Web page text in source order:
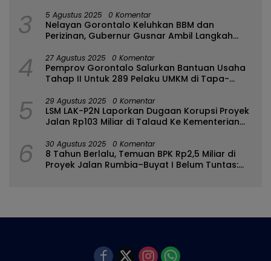
3 5 Agustus 2025 0 Komentar
Nelayan Gorontalo Keluhkan BBM dan
Perizinan, Gubernur Gusnar Ambil Langkah
4 27 Agustus 2025 0 Komentar
Pemprov Gorontalo Salurkan Bantuan Usaha
Tahap II Untuk 289 Pelaku UMKM di Tapa-
5 29 Agustus 2025 0 Komentar
LSM LAK-P2N Laporkan Dugaan Korupsi Proyek
Jalan Rp103 Miliar di Talaud Ke Kementerian
6 30 Agustus 2025 0 Komentar
8 Tahun Berlalu, Temuan BPK Rp2,5 Miliar di
Proyek Jalan Rumbia–Buyat I Belum Tuntas: